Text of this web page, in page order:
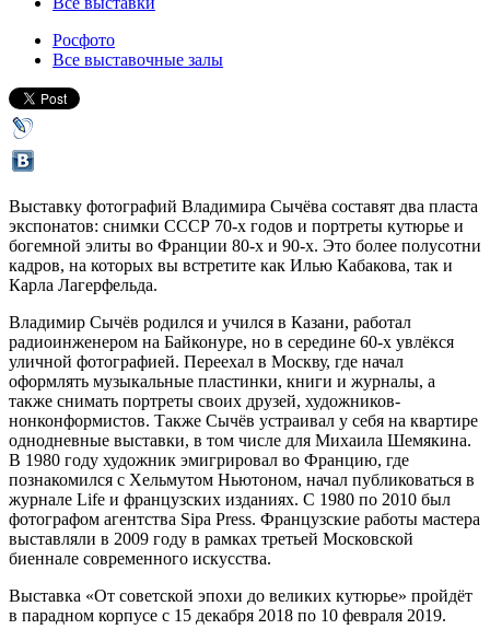
Росфото
Все выставочные залы
Выставку фотографий Владимира Сычёва составят два пласта
экспонатов: снимки СССР 70-х годов и портреты кутюрье и
богемной элиты во Франции 80-х и 90-х. Это более полусотни
кадров, на которых вы встретите как Илью Кабакова, так и
Карла Лагерфельда.
Владимир Сычёв родился и учился в Казани, работал
радиоинженером на Байконуре, но в середине 60-х увлёкся
уличной фотографией. Переехал в Москву, где начал
оформлять музыкальные пластинки, книги и журналы, а
также снимать портреты своих друзей, художников-
нонконформистов. Также Сычёв устраивал у себя на квартире
однодневные выставки, в том числе для Михаила Шемякина.
В 1980 году художник эмигрировал во Францию, где
познакомился с Хельмутом Ньютоном, начал публиковаться в
журнале Life и французских изданиях. С 1980 по 2010 был
фотографом агентства Sipa Press. Французские работы мастера
выставляли в 2009 году в рамках третьей Московской
биеннале современного искусства.
Выставка «От советской эпохи до великих кутюрье» пройдёт
в парадном корпусе с 15 декабря 2018 по 10 февраля 2019.